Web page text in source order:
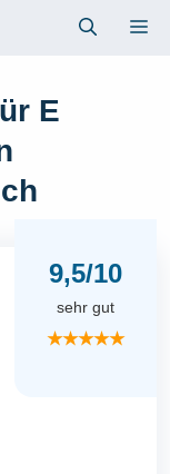
E
9,5/10
sehr gut
★★★★★